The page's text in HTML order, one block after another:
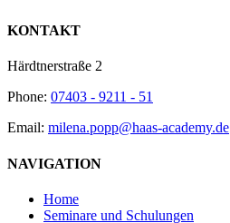
KONTAKT
Härdtnerstraße 2
Phone: 07403 - 9211 - 51
Email: milena.popp@haas-academy.de
NAVIGATION
Home
Seminare und Schulungen